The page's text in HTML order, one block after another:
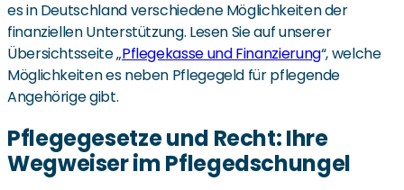
es in Deutschland verschiedene Möglichkeiten der
finanziellen Unterstützung. Lesen Sie auf unserer
Übersichtsseite „Pflegekasse und Finanzierung“, welche
Möglichkeiten es neben Pflegegeld für pflegende
Angehörige gibt.
Pflegegesetze und Recht: Ihre
Wegweiser im Pflegedschungel